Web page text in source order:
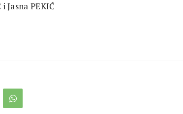
Jasna PEKIĆ